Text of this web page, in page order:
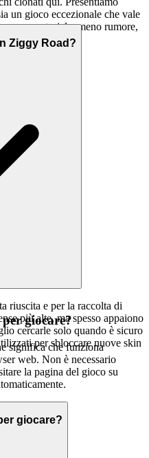
un gioco eccezionale che vale
curatoriale: meno rumore,
Ziggy Road?
riuscita e per la raccolta di
più alte, ma spesso appaiono
cercarle solo quando è sicuro
per sbloccare nuove skin
giocare?
significa che funziona
web. Non è necessario
la pagina del gioco su
giocare?